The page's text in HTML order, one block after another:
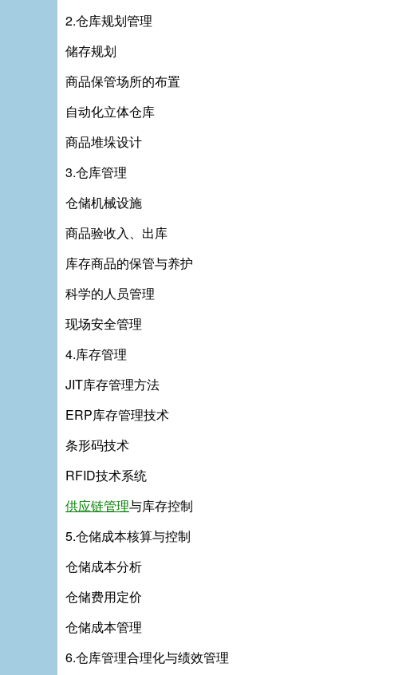
2.仓库规划管理
储存规划
商品保管场所的布置
自动化立体仓库
商品堆垛设计
3.仓库管理
仓储机械设施
商品验收入、出库
库存商品的保管与养护
科学的人员管理
现场安全管理
4.库存管理
JIT库存管理方法
ERP库存管理技术
条形码技术
RFID技术系统
供应链管理与库存控制
5.仓储成本核算与控制
仓储成本分析
仓储费用定价
仓储成本管理
6.仓库管理合理化与绩效管理